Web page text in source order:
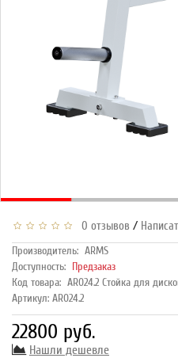
0 отзывов /
Производитель: ARMS
Доступность: Предзаказ
Код товара: AR024.2 Стойка для
Артикул: AR024.2
22800 руб.
Нашли дешевле